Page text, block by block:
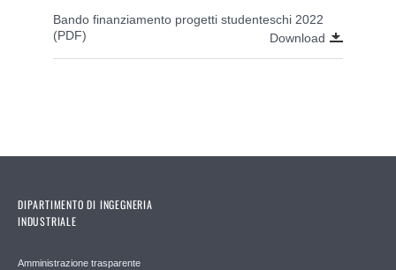
Bando finanziamento progetti studenteschi 2022
(PDF)
Download
DIPARTIMENTO DI INGEGNERIA
INDUSTRIALE
Amministrazione trasparente